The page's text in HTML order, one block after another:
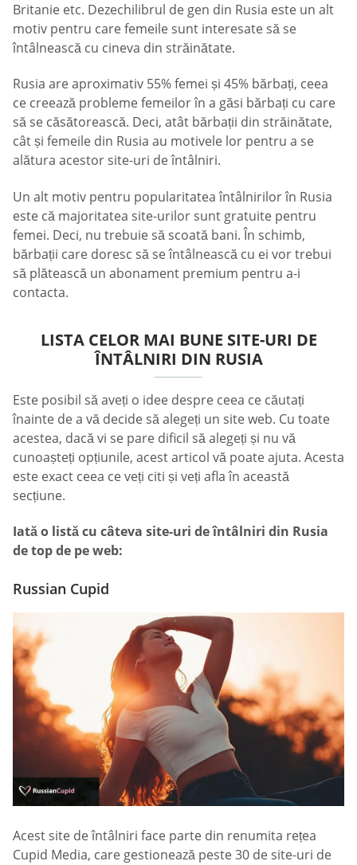
Britanie etc. Dezechilibrul de gen din Rusia este un alt
motiv pentru care femeile sunt interesate să se
întâlnească cu cineva din străinătate.
Rusia are aproximativ 55% femei și 45% bărbați, ceea
ce creează probleme femeilor în a găsi bărbați cu care
să se căsătorească. Deci, atât bărbații din străinătate,
cât și femeile din Rusia au motivele lor pentru a se
alătura acestor site-uri de întâlniri.
Un alt motiv pentru popularitatea întâlnirilor în Rusia
este că majoritatea site-urilor sunt gratuite pentru
femei. Deci, nu trebuie să scoată bani. În schimb,
bărbații care doresc să se întâlnească cu ei vor trebui
să plătească un abonament premium pentru a-i
contacta.
LISTA CELOR MAI BUNE SITE-URI DE
ÎNTÂLNIRI DIN RUSIA
Este posibil să aveți o idee despre ceea ce căutați
înainte de a vă decide să alegeți un site web. Cu toate
acestea, dacă vi se pare dificil să alegeți și nu vă
cunoașteți opțiunile, acest articol vă poate ajuta. Acesta
este exact ceea ce veți citi și veți afla în această
secțiune.
Iată o listă cu câteva site-uri de întâlniri din Rusia
de top de pe web:
Russian Cupid
Acest site de întâlniri face parte din renumita rețea
Cupid Media, care gestionează peste 30 de site-uri de